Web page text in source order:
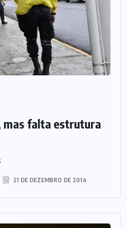
mas falta estrutura
21 DE DEZEMBRO DE 2014